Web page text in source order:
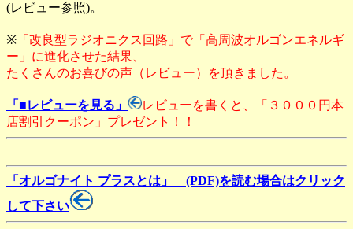
(レビュー参照)。
※ 「改良型ラジオニクス回路」で「高周波オルゴンエネルギ
ー」に進化させた結果、
たくさんのお喜びの声（レビュー）を頂きました。
「■レビューを見る」
レビューを書くと、「３０００円本
店割引クーポン」プレゼント！！
「オルゴナイト プラスとは」 (PDF)を読む場合はクリック
して下さい